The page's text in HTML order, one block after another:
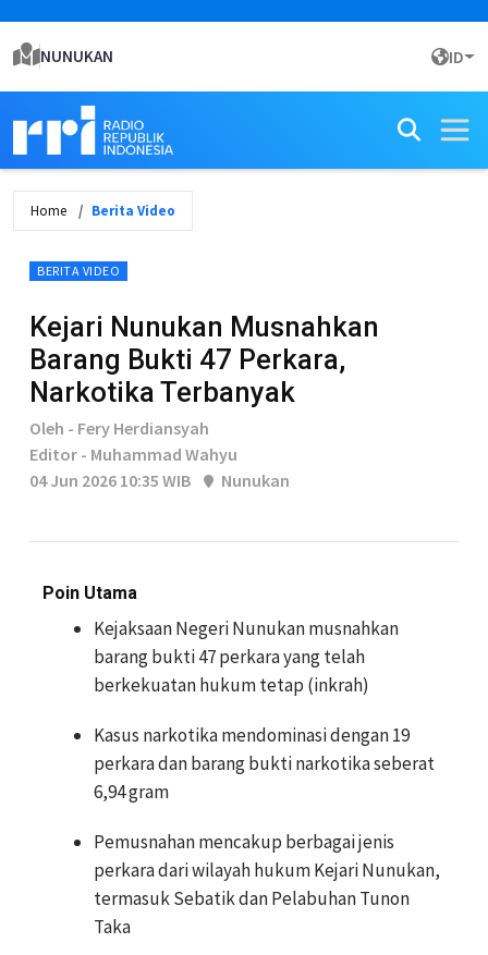
NUNUKAN ID
Home Berita Video
BERITA VIDEO
Kejari Nunukan Musnahkan
Barang Bukti 47 Perkara,
Narkotika Terbanyak
Oleh - Fery Herdiansyah
Editor - Muhammad Wahyu
04 Jun 2026 10:35 WIB
Nunukan
Poin Utama
Kejaksaan Negeri Nunukan musnahkan
barang bukti 47 perkara yang telah
berkekuatan hukum tetap (inkrah)
Kasus narkotika mendominasi dengan 19
perkara dan barang bukti narkotika seberat
6,94 gram
Pemusnahan mencakup berbagai jenis
perkara dari wilayah hukum Kejari Nunukan,
termasuk Sebatik dan Pelabuhan Tunon
Taka